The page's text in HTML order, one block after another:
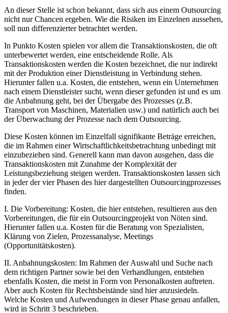
An dieser Stelle ist schon bekannt, dass sich aus einem Outsourcing
nicht nur Chancen ergeben. Wie die Risiken im Einzelnen aussehen,
soll nun differenzierter betrachtet werden.
In Punkto Kosten spielen vor allem die Transaktionskosten, die oft
unterbewertet werden, eine entscheidende Rolle. Als
Transaktionskosten werden die Kosten bezeichnet, die nur indirekt
mit der Produktion einer Dienstleistung in Verbindung stehen.
Hierunter fallen u.a. Kosten, die entstehen, wenn ein Unternehmen
nach einem Dienstleister sucht, wenn dieser gefunden ist und es um
die Anbahnung geht, bei der Übergabe des Prozesses (z.B.
Transport von Maschinen, Materialien usw.) und natürlich auch bei
der Überwachung der Prozesse nach dem Outsourcing.
Diese Kosten können im Einzelfall signifikante Beträge erreichen,
die im Rahmen einer Wirtschaftlichkeitsbetrachtung unbedingt mit
einzubeziehen sind. Generell kann man davon ausgehen, dass die
Transaktionskosten mit Zunahme der Komplexität der
Leistungsbeziehung steigen werden. Transaktionskosten lassen sich
in jeder der vier Phasen des hier dargestellten Outsourcingprozesses
finden.
I. Die Vorbereitung: Kosten, die hier entstehen, resultieren aus den
Vorbereitungen, die für ein Outsourcingprojekt von Nöten sind.
Hierunter fallen u.a. Kosten für die Beratung von Spezialisten,
Klärung von Zielen, Prozessanalyse, Meetings
(Opportunitätskosten).
II. Anbahnungskosten: Im Rahmen der Auswahl und Suche nach
dem richtigen Partner sowie bei den Verhandlungen, entstehen
ebenfalls Kosten, die meist in Form von Personalkosten auftreten.
Aber auch Kosten für Rechtsbeistände sind hier anzusiedeln.
Welche Kosten und Aufwendungen in dieser Phase genau anfallen,
wird in Schritt 3 beschrieben.